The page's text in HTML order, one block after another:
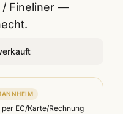
/ Fineliner —
per EC/Karte/Rechnung